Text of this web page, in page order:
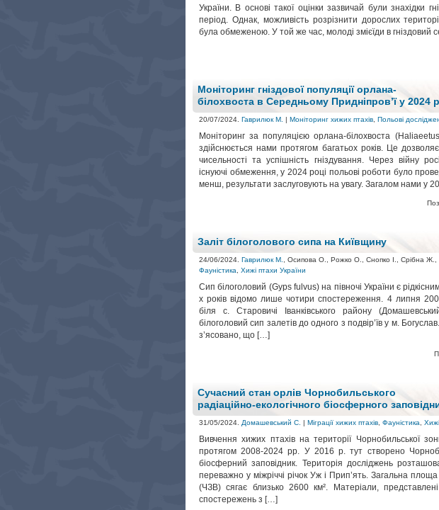
України. В основі такої оцінки зазвичай були знахідки
період. Однак, можливість розрізнити дорослих
була обмеженою. У той же час, молоді змієїди в гніздовий
Моніторинг гніздової популяції орлана-
білохвоста в Середньому Придніпров’ї у 2024
20/07/2024. Гаврилюк М. | Моніторинг хижих птахів Польові
Моніторинг за популяцією орлана-білохвоста
здійснюється нами протягом багатьох років. Це
чисельності та успішність гніздування. Через війну
існуючі обмеження, у 2024 році польові роботи було
менш, результати заслуговують на увагу. Загалом нами у
Заліт білоголового сипа на Київщину
24/06/2024. Гаврилюк М. , Осипова О., Рожко О., Снопко І., Срібна
Фауністика
Хижі птахи України
Сип білоголовий (Gyps fulvus) на півночі України є
х років відомо лише чотири спостереження. 4 липня
біля с. Старовичі Іванківського району
білоголовий сип залетів до одного з подвір’їв у м.
з’ясовано, що […]
Сучасний стан орлів Чорнобильського
радіаційно-екологічного біосферного
31/05/2024. Домашевський С. | Міграції хижих птахів Фауністика
Вивчення хижих птахів на території Чорнобильської
протягом 2008-2024 рр. У 2016 р. тут створено
біосферний заповідник. Територія досліджень
переважно у міжріччі річок Уж і Прип’ять. Загальна
(ЧЗВ) сягає близько 2600 км². Матеріали,
спостережень з […]